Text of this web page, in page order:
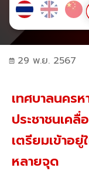
29 พ.ย. 2567
เทศบาลนคร
ประชาชนเค
เตรียมเข้าอ
หลายจุด